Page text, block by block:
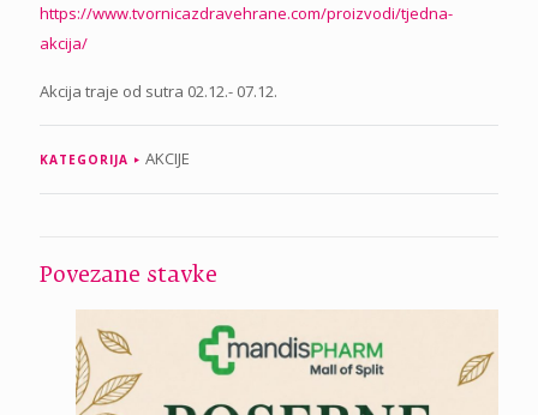
https://www.tvornicazdravehrane.com/proizvodi/tjedna-
akcija/
Akcija traje od sutra 02.12.- 07.12.
KATEGORIJA AKCIJE
Povezane stavke